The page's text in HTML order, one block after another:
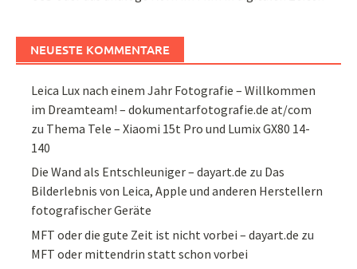
NEUESTE KOMMENTARE
Leica Lux nach einem Jahr Fotografie – Willkommen
im Dreamteam! – dokumentarfotografie.de at/com
zu Thema Tele – Xiaomi 15t Pro und Lumix GX80 14-
140
Die Wand als Entschleuniger – dayart.de zu Das
Bilderlebnis von Leica, Apple und anderen Herstellern
fotografischer Geräte
MFT oder die gute Zeit ist nicht vorbei – dayart.de zu
MFT oder mittendrin statt schon vorbei